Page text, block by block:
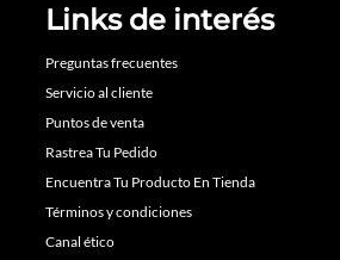
Links de interés
Preguntas frecuentes
Servicio al cliente
Puntos de venta
Rastrea Tu Pedido
Encuentra Tu Producto En Tienda
Términos y condiciones
Canal ético